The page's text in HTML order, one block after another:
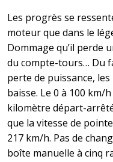
Les progrès se
moteur que dans le
Dommage qu’il perde
du compte-tours… Du
perte de puissance,
baisse. Le 0 à 100 km/
kilomètre départ-arrêté
que la vitesse de
217 km/h. Pas de
boîte manuelle à cinq